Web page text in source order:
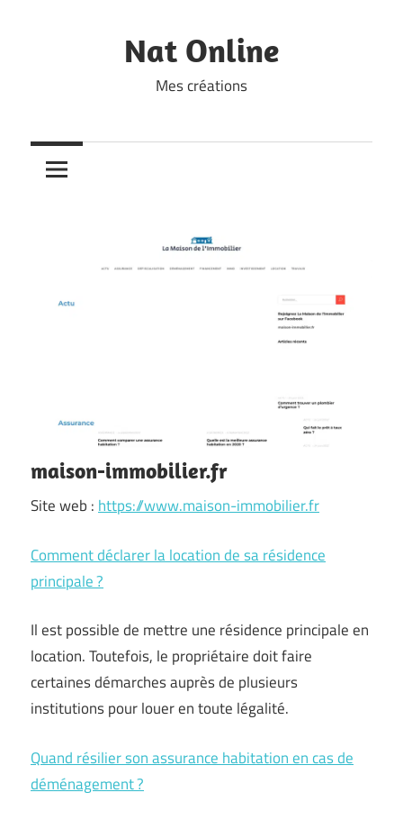
Nat Online
Mes créations
maison-immobilier.fr
Site web : https://www.maison-immobilier.fr
Comment déclarer la location de sa résidence
principale ?
Il est possible de mettre une résidence principale en
location. Toutefois, le propriétaire doit faire
certaines démarches auprès de plusieurs
institutions pour louer en toute légalité.
Quand résilier son assurance habitation en cas de
déménagement ?